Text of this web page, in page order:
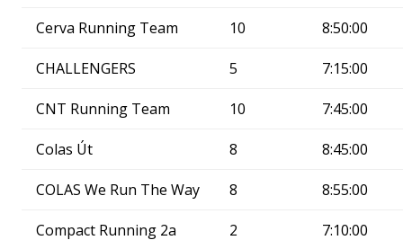
Cerva Running Team 10 8:50:00
CHALLENGERS 5 7:15:00
CNT Running Team 10 7:45:00
Colas Út 8 8:45:00
COLAS We Run The Way 8 8:55:00
Compact Running 2a 2 7:10:00